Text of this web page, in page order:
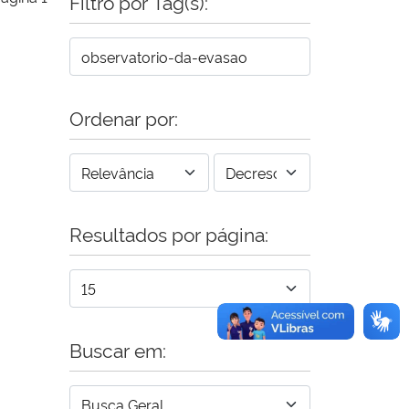
Ordenar por:
Resultados por página:
Buscar em: